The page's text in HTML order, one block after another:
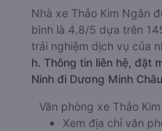
Nhà xe Thảo Kim Ngân
bình là 4.8/5 dựa trên
trải nghiệm dịch vụ của
h. Thông tin liên hệ, đặt
Ninh đi Dương Minh
Văn phòng xe Thảo
Xem địa chỉ văn